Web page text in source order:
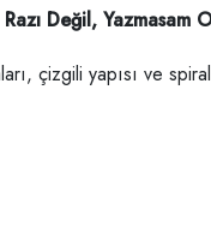
Değil, Yazmasam
çizgili yapısı ve